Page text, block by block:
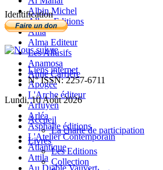
Albin Michel
Allary Editions
Allia
Alma Editeur
Les Allusifs
Anamosa
Anne Carrière
Apogée
L'Arche éditeur
Arfuyen
Arléa
Asphalte éditions
L'Atelier Contemporain
Atlantique
Attila
Au Diable Vauvert
Identification
Liens internet
N° ISSN: 2257-6711
Lundi, 10 Août 2026
Accueil
La charte de participation
Livres
Les Editions
Collection